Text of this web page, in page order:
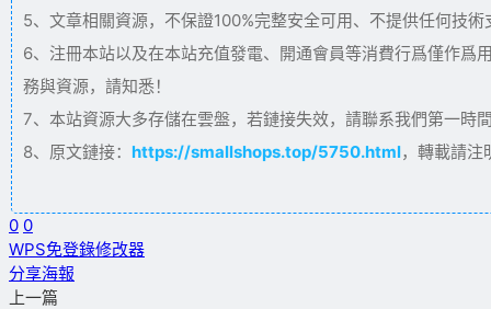
5、文章相關資源，不保證100%完整安全可用、不提供任何技
6、注冊本站以及在本站充值發電、開通會員等消費行爲僅作
務與資源，請知悉！
7、本站資源大多存儲在雲盤，若鏈接失效，請聯系我們第一
8、原文鏈接： https://smallshops.top/5750.html，轉載請注
0 0
WPS免登錄修改器
分享海報
上一篇